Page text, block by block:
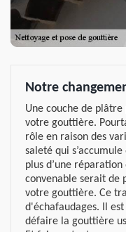
Notre
Une couche de
votre gouttière.
rôle en raison des
saleté qui
plus d’une
convenable serait de
votre gouttière. Ce
d'échafaudages. Il
défaire la gouttière